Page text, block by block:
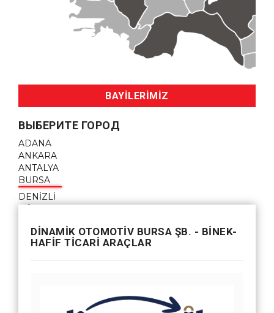
BAYİLERİMİZ
ВЫБЕРИТЕ ГОРОД
ADANA
ANKARA
ANTALYA
BURSA
DENİZLİ
İSTANBUL
İZMİR
DİNAMİK OTOMOTİV BURSA ŞB. - BİNEK-
HAFİF TİCARİ ARAÇLAR